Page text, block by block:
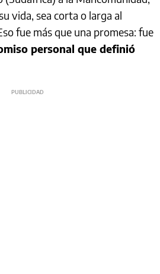
vida, sea corta o larga al
fue más que una promesa: fue
personal que definió